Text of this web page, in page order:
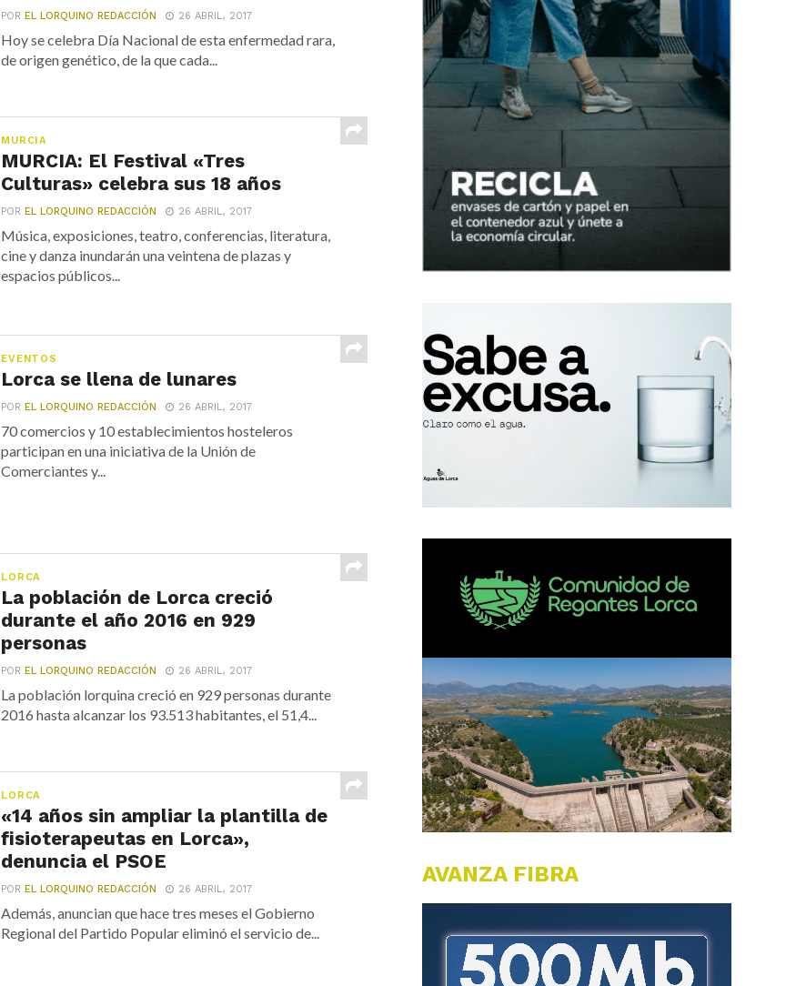
POR EL LORQUINO REDACCIÓN 26 ABRIL, 2017
Hoy se celebra Día Nacional de esta enfermedad rara,
de origen genético, de la que cada...
MURCIA
MURCIA: El Festival «Tres
Culturas» celebra sus 18 años
POR EL LORQUINO REDACCIÓN 26 ABRIL, 2017
Música, exposiciones, teatro, conferencias, literatura,
cine y danza inundarán una veintena de plazas y
espacios públicos...
EVENTOS
Lorca se llena de lunares
POR EL LORQUINO REDACCIÓN 26 ABRIL, 2017
70 comercios y 10 establecimientos hosteleros
participan en una iniciativa de la Unión de
Comerciantes y...
LORCA
La población de Lorca creció
durante el año 2016 en 929
personas
POR EL LORQUINO REDACCIÓN 26 ABRIL, 2017
La población lorquina creció en 929 personas durante
2016 hasta alcanzar los 93.513 habitantes, el 51,4...
LORCA
«14 años sin ampliar la plantilla de
fisioterapeutas en Lorca»,
denuncia el PSOE
POR EL LORQUINO REDACCIÓN 26 ABRIL, 2017
Además, anuncian que hace tres meses el Gobierno
Regional del Partido Popular eliminó el servicio de...
AVANZA FIBRA